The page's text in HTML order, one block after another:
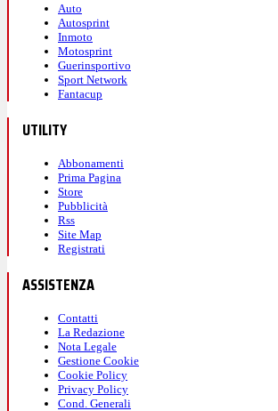
Auto
Autosprint
Inmoto
Motosprint
Guerinsportivo
Sport Network
Fantacup
UTILITY
Abbonamenti
Prima Pagina
Store
Pubblicità
Rss
Site Map
Registrati
ASSISTENZA
Contatti
La Redazione
Nota Legale
Gestione Cookie
Cookie Policy
Privacy Policy
Cond. Generali